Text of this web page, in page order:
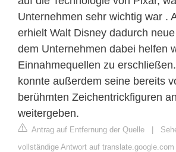
Unternehmen sehr wichtig war .
erhielt Walt Disney dadurch
dem Unternehmen dabei helfen
Einnahmequellen zu
konnte außerdem seine bereits
berühmten Zeichentrickfiguren
weitergeben.
Antrag auf Entfernung der Quelle |
vollständige Antwort auf translate.google.com